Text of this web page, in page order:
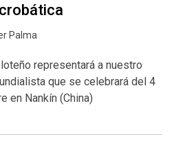
Palma
representará a nuestro
que se celebrará del 4
en Nankín (China)